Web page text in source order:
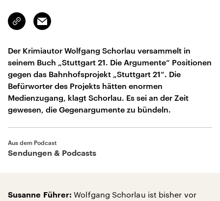
Link
kopieren/teilen
Email
Der Krimiautor Wolfgang Schorlau versammelt in
seinem Buch „Stuttgart 21. Die Argumente“ Positionen
gegen das Bahnhofsprojekt „Stuttgart 21“. Die
Befürworter des Projekts hätten enormen
Medienzugang, klagt Schorlau. Es sei an der Zeit
gewesen, die Gegenargumente zu bündeln.
Aus dem Podcast
Sendungen & Podcasts
Susanne Führer: Wolfgang Schorlau ist bisher vor